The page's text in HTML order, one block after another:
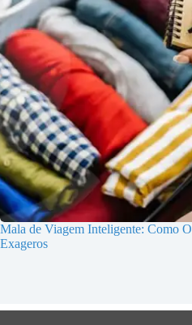
Mala de Viagem Inteligente: Como
Exageros